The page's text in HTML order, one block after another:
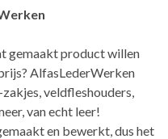
gemaakt product willen
AlfasLederWerken
veldfleshouders,
van echt leer!
en bewerkt, dus het